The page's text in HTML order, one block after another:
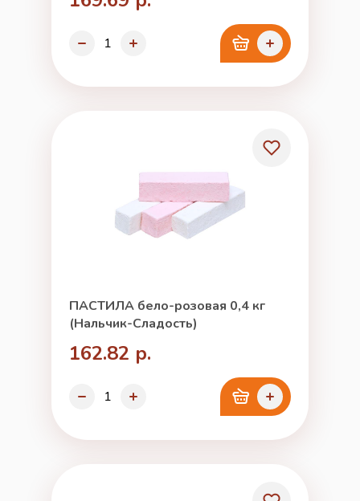
ПАСТИЛА бело-розовая 0,4 кг
(Нальчик-Сладость)
162.82 р.